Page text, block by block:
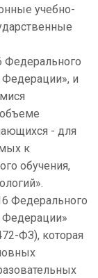
учебно-
Федерального
и
- для
к
обучения,
Федерального
Федерации»
ФЗ), которая